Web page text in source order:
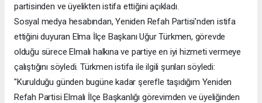
partisinden ve üyelikten istifa ettiğini açıkladı.
Sosyal medya hesabından, Yeniden Refah Partisi’nden istifa
ettiğini duyuran Elma İlçe Başkanı Uğur Türkmen, görevde
olduğu sürece Elmalı halkına ve partiye en iyi hizmeti vermeye
çalıştığını söyledi. Türkmen istifa ile ilgili şunları söyledi:
"Kurulduğu günden bugüne kadar şerefle taşıdığım Yeniden
Refah Partisi Elmalı İlçe Başkanlığı görevimden ve üyeliğinden